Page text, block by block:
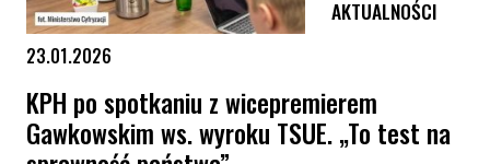
AKTUALNOŚCI
23.01.2026
KPH po spotkaniu z wicepremierem
Gawkowskim ws. wyroku TSUE. „To test na